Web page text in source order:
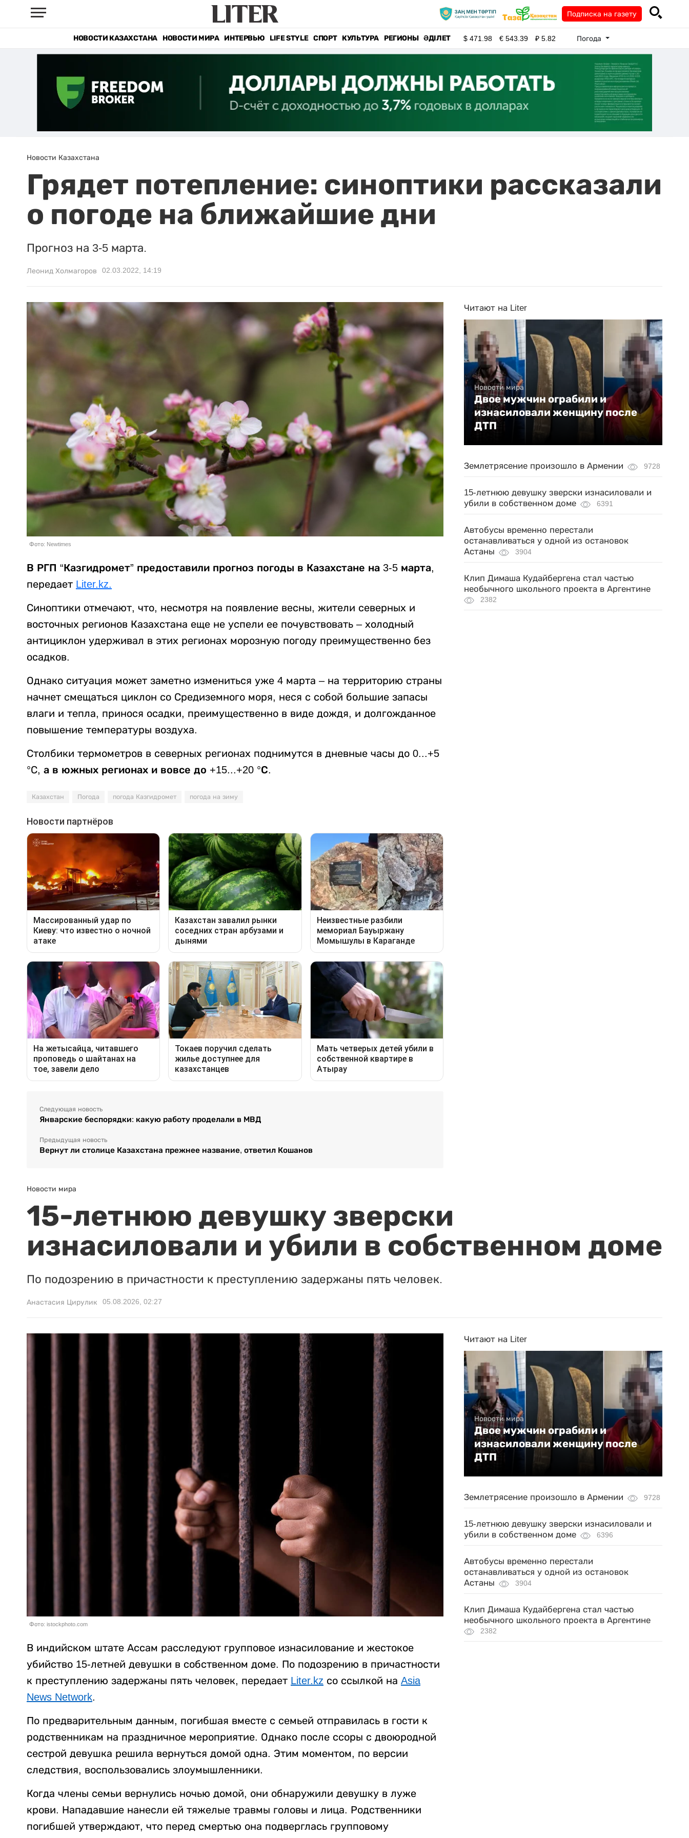
Подписка на газету
НОВОСТИ КАЗАХСТАНА НОВОСТИ МИРА ИНТЕРВЬЮ LIFE STYLE СПОРТ КУЛЬТУРА РЕГИОНЫ ӘДІЛЕТ $471.98 €543.39 ₽5.82 Погода
Новости Казахстана
Грядет потепление: синоптики рассказали
о погоде на ближайшие дни
Прогноз на 3-5 марта.
Леонид Холмагоров 02.03.2022, 14:19
Фото: Newtimes
В РГП “Казгидромет” предоставили прогноз погоды в Казахстане на 3-5 марта,
передает Liter.kz.
Синоптики отмечают, что, несмотря на появление весны, жители северных и
восточных регионов Казахстана еще не успели ее почувствовать – холодный
антициклон удерживал в этих регионах морозную погоду преимущественно без
осадков.
Однако ситуация может заметно измениться уже 4 марта – на территорию страны
начнет смещаться циклон со Средиземного моря, неся с собой большие запасы
влаги и тепла, принося осадки, преимущественно в виде дождя, и долгожданное
повышение температуры воздуха.
Столбики термометров в северных регионах поднимутся в дневные часы до 0...+5
°С, а в южных регионах и вовсе до +15...+20 °С.
Казахстан Погода погода Казгидромет погода на зиму
Следующая новость
Январские беспорядки: какую работу проделали в МВД
Предыдущая новость
Вернут ли столице Казахстана прежнее название, ответил Кошанов
Читают на Liter
Новости мира
Двое мужчин ограбили и
изнасиловали женщину после
ДТП
Землетрясение произошло в Армении 9728
15-летнюю девушку зверски изнасиловали и
убили в собственном доме
6391
Автобусы временно перестали
останавливаться у одной из остановок
Астаны
3904
Клип Димаша Кудайбергена стал частью
необычного школьного проекта в Аргентине
2382
Новости мира
15-летнюю девушку зверски
изнасиловали и убили в собственном доме
По подозрению в причастности к преступлению задержаны пять человек.
Анастасия Цирулик 05.08.2026, 02:27
Фото: istockphoto.com
В индийском штате Ассам расследуют групповое изнасилование и жестокое
убийство 15-летней девушки в собственном доме. По подозрению в причастности
к преступлению задержаны пять человек, передает Liter.kz со ссылкой на Asia
News Network.
По предварительным данным, погибшая вместе с семьей отправилась в гости к
родственникам на праздничное мероприятие. Однако после ссоры с двоюродной
сестрой девушка решила вернуться домой одна. Этим моментом, по версии
следствия, воспользовались злоумышленники.
Когда члены семьи вернулись ночью домой, они обнаружили девушку в луже
крови. Нападавшие нанесли ей тяжелые травмы головы и лица. Родственники
погибшей утверждают, что перед смертью она подверглась групповому
Читают на Liter
Новости мира
Двое мужчин ограбили и
изнасиловали женщину после
ДТП
Землетрясение произошло в Армении 9728
15-летнюю девушку зверски изнасиловали и
убили в собственном доме
6396
Автобусы временно перестали
останавливаться у одной из остановок
Астаны
3904
Клип Димаша Кудайбергена стал частью
необычного школьного проекта в Аргентине
2382